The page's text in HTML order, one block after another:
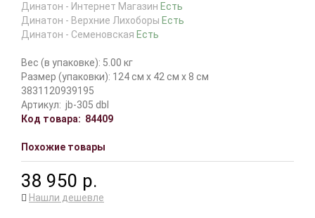
Динатон - Интернет Магазин Есть
Динатон - Верхние Лихоборы Есть
Динатон - Семеновская Есть
Вес (в упаковке): 5.00 кг
Размер (упаковки): 124 см x 42 см x 8 см
3831120939195
Артикул: jb-305 dbl
Код товара: 84409
Похожие товары
38 950 р.
Нашли дешевле